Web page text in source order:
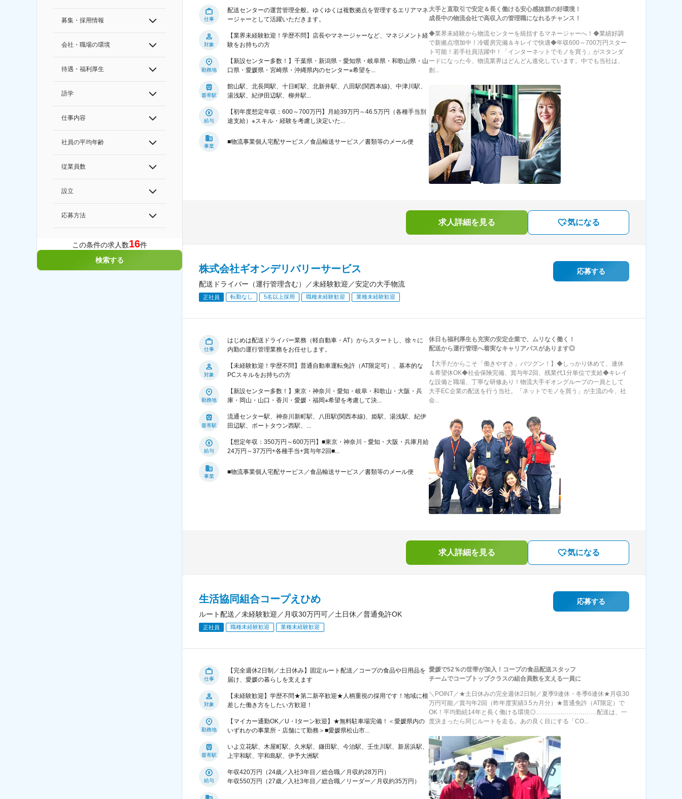
募集・採用情報
会社・職場の環境
待遇・福利厚生
語学
仕事内容
社員の平均年齢
従業員数
設立
応募方法
この条件の求人数16件
検索する
仕事
配送センターの運営管理全般。ゆくゆくは複数拠点を管理するエリアマネ
ージャーとして活躍いただきます。
対象
【業界未経験歓迎！学歴不問】店長やマネージャーなど、マネジメント経
験をお持ちの方
勤務地
【新設センター多数！】千葉県・新潟県・愛知県・岐阜県・和歌山県・山
口県・愛媛県・宮崎県・沖縄県内のセンター※希望を...
最寄駅
館山駅、北長岡駅、十日町駅、北新井駅、八田駅(関西本線)、中津川駅、
湯浅駅、紀伊田辺駅、柳井駅...
給与
【初年度想定年収：600～700万円】月給39万円～46.5万円（各種手当別
途支給）※スキル・経験を考慮し決定いた...
事業
■物流事業個人宅配サービス／食品輸送サービス／書類等のメール便
大手と直取引で安定＆長く働ける安心感抜群の好環境！
成長中の物流会社で高収入の管理職になれるチャンス！
◆業界未経験から物流センターを統括するマネージャーへ！◆業績好調
で新拠点増加中！冷暖房完備＆キレイで快適◆年収600～700万円スター
ト可能！若手社員活躍中！「インターネットでモノを買う」がスタンダ
ードになった今、物流業界はどんどん進化しています。中でも当社は、
創...
求人詳細を見る 気になる
株式会社ギオンデリバリーサービス
配送ドライバー（運行管理含む）／未経験歓迎／安定の大手物流
正社員 転勤なし 5名以上採用 職種未経験歓迎 業種未経験歓迎
応募する
仕事
はじめは配送ドライバー業務（軽自動車・AT）からスタートし、徐々に
内勤の運行管理業務をお任せします。
対象
【未経験歓迎！学歴不問】普通自動車運転免許（AT限定可）、基本的な
PCスキルをお持ちの方
勤務地
【新設センター多数！】東京・神奈川・愛知・岐阜・和歌山・大阪・兵
庫・岡山・山口・香川・愛媛・福岡※希望を考慮して決...
最寄駅
流通センター駅、神奈川新町駅、八田駅(関西本線)、姫駅、湯浅駅、紀伊
田辺駅、ポートタウン西駅、...
給与
【想定年収：350万円～600万円】■東京・神奈川・愛知・大阪・兵庫月給
24万円～37万円+各種手当+賞与年2回■...
事業
■物流事業個人宅配サービス／食品輸送サービス／書類等のメール便
休日も福利厚生も充実の安定企業で、ムリなく働く！
配送から運行管理へ着実なキャリアパスがあります◎
【大手だからこそ「働きやすさ」バツグン！】◆しっかり休めて、連休
＆希望休OK◆社会保険完備、賞与年2回、残業代1分単位で支給◆キレイ
な設備と職場、丁寧な研修あり！物流大手ギオングループの一員として
大手EC企業の配送を行う当社。「ネットでモノを買う」が主流の今、社
会...
求人詳細を見る 気になる
生活協同組合コープえひめ
ルート配送／未経験歓迎／月収30万円可／土日休／普通免許OK
正社員 職種未経験歓迎 業種未経験歓迎
応募する
仕事
【完全週休2日制／土日休み】固定ルート配送／コープの食品や日用品を
届け、愛媛の暮らしを支えます
対象
【未経験歓迎】学歴不問★第二新卒歓迎★人柄重視の採用です！地域に根
差した働き方をしたい方歓迎！
勤務地
【マイカー通勤OK／U・Iターン歓迎】★無料駐車場完備！＜愛媛県内の
いずれかの事業所・店舗にて勤務＞■愛媛県松山市...
最寄駅
いよ立花駅、木屋町駅、久米駅、鎌田駅、今治駅、壬生川駅、新居浜駅、
上宇和駅、宇和島駅、伊予大洲駅
給与
年収420万円（24歳／入社3年目／総合職／月収約28万円）
年収550万円（27歳／入社3年目／総合職／リーダー／月収約35万円）
愛媛で52％の世帯が加入！コープの食品配送スタッフ
チームでコープトップクラスの組合員数を支える一員に
＼POINT／★土日休みの完全週休2日制／夏季9連休・冬季6連休★月収30
万円可能／賞与年2回（昨年度実績3.5カ月分）★普通免許（AT限定）で
OK！平均勤続14年と長く働ける環境◎…………………………配送は、一
度決まったら同じルートを走る。あの良く目にする「CO...